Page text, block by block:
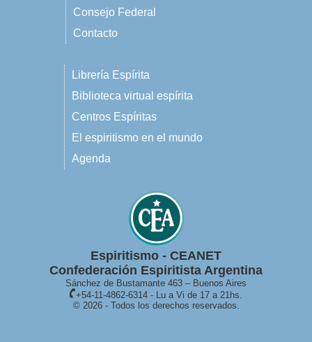
Consejo Federal
Contacto
Librería Espírita
Biblioteca virtual espírita
Centros Espíritas
El espiritismo en el mundo
Agenda
Espiritismo - CEANET
Confederación Espiritista Argentina
Sánchez de Bustamante 463 – Buenos Aires
+54-11-4862-6314 - Lu a Vi de 17 a 21hs.
© 2026 - Todos los derechos reservados.